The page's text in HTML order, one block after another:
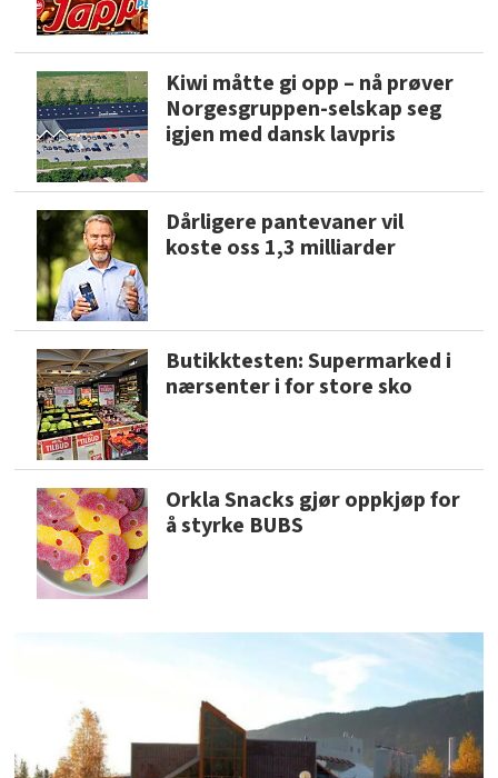
Kiwi måtte gi opp – nå prøver
Norgesgruppen-selskap seg
igjen med dansk lavpris
Dårligere pantevaner vil
koste oss 1,3 milliarder
Butikktesten: Supermarked i
nærsenter i for store sko
Orkla Snacks gjør oppkjøp for
å styrke BUBS